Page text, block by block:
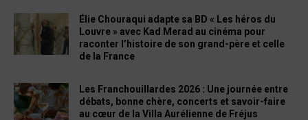
Élie Chouraqui adapte sa BD « Les héros du
Louvre » avec Kad Merad au cinéma pour
raconter l’histoire de son grand-père et celle
de la France
Les Franchouillardes 2026 : Une journée entre
débats, bonne chère, concerts et savoir-faire
au cœur de la Villa Aurélienne de Fréjus